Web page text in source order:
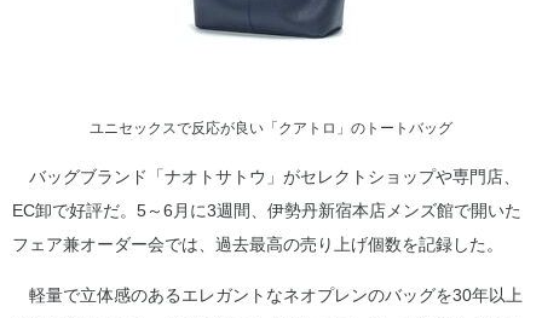
ユニセックスで反応が良い「クアトロ」のトートバッグ
バッグブランド「ナオトサトウ」がセレクトショップや専門店、
EC卸で好評だ。5～6月に3週間、伊勢丹新宿本店メンズ館で開いた
フェア兼オーダー会では、過去最高の売り上げ個数を記録した。
軽量で立体感のあるエレガントなネオプレンのバッグを30年以上